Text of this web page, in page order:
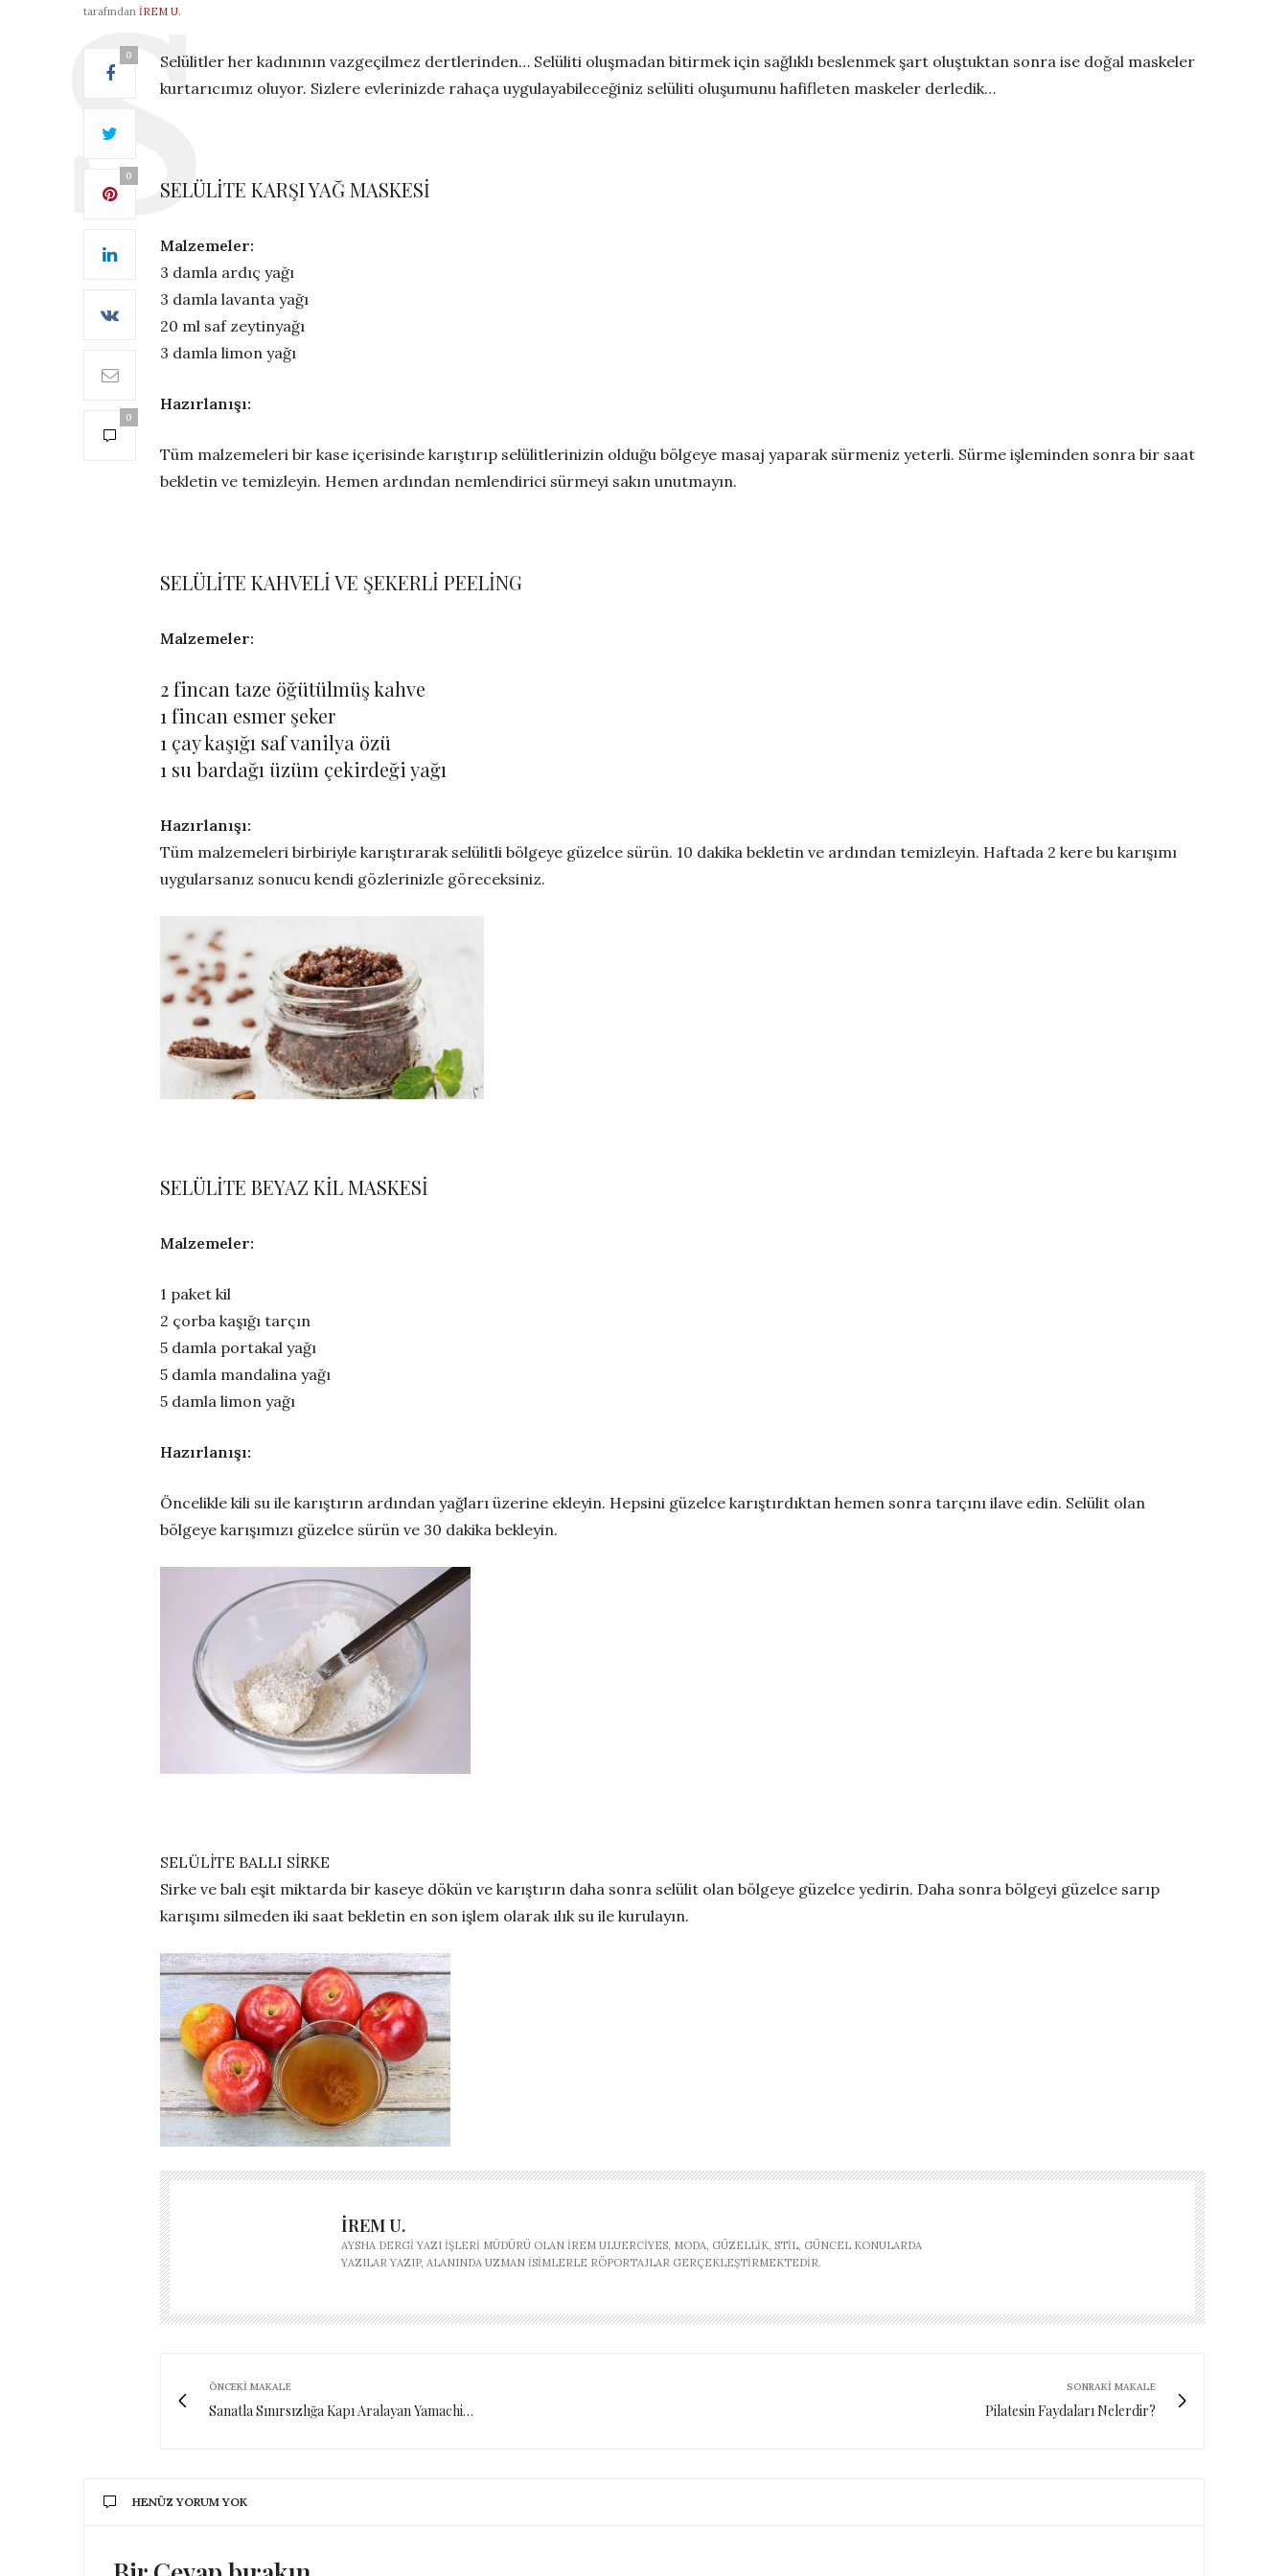
tarafından İREM U.
0
0
0
Selülitler her kadınının vazgeçilmez dertlerinden… Selüliti oluşmadan bitirmek için sağlıklı beslenmek şart oluştuktan sonra ise doğal maskeler
kurtarıcımız oluyor. Sizlere evlerinizde rahaça uygulayabileceğiniz selüliti oluşumunu hafifleten maskeler derledik…
SELÜLİTE KARŞI YAĞ MASKESİ
Malzemeler:
3 damla ardıç yağı
3 damla lavanta yağı
20 ml saf zeytinyağı
3 damla limon yağı
Hazırlanışı:
Tüm malzemeleri bir kase içerisinde karıştırıp selülitlerinizin olduğu bölgeye masaj yaparak sürmeniz yeterli. Sürme işleminden sonra bir saat
bekletin ve temizleyin. Hemen ardından nemlendirici sürmeyi sakın unutmayın.
SELÜLİTE KAHVELİ VE ŞEKERLİ PEELİNG
Malzemeler:
2 fincan taze öğütülmüş kahve
1 fincan esmer şeker
1 çay kaşığı saf vanilya özü
1 su bardağı üzüm çekirdeği yağı
Hazırlanışı:
Tüm malzemeleri birbiriyle karıştırarak selülitli bölgeye güzelce sürün. 10 dakika bekletin ve ardından temizleyin. Haftada 2 kere bu karışımı
uygularsanız sonucu kendi gözlerinizle göreceksiniz.
SELÜLİTE BEYAZ KİL MASKESİ
Malzemeler:
1 paket kil
2 çorba kaşığı tarçın
5 damla portakal yağı
5 damla mandalina yağı
5 damla limon yağı
Hazırlanışı:
Öncelikle kili su ile karıştırın ardından yağları üzerine ekleyin. Hepsini güzelce karıştırdıktan hemen sonra tarçını ilave edin. Selülit olan
bölgeye karışımızı güzelce sürün ve 30 dakika bekleyin.
SELÜLİTE BALLI SİRKE
Sirke ve balı eşit miktarda bir kaseye dökün ve karıştırın daha sonra selülit olan bölgeye güzelce yedirin. Daha sonra bölgeyi güzelce sarıp
karışımı silmeden iki saat bekletin en son işlem olarak ılık su ile kurulayın.
İREM U.
AYSHA DERGI YAZI İŞLERI MÜDÜRÜ OLAN İREM ULUERCIYES, MODA, GÜZELLIK, STIL, GÜNCEL KONULARDA
YAZILAR YAZIP, ALANINDA UZMAN ISIMLERLE RÖPORTAJLAR GERÇEKLEŞTIRMEKTEDIR.
ÖNCEKI MAKALE
Sanatla Sınırsızlığa Kapı Aralayan Yamachi…
SONRAKI MAKALE
Pilatesin Faydaları Nelerdir?
HENÜZ YORUM YOK